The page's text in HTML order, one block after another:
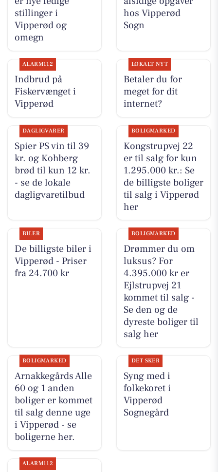
stillinger i
Vipperød og
omegn
hos Vipperød
Sogn
ALARM112
Indbrud på
Fiskervænget i
Vipperød
LOKALT NYT
Betaler du for
meget for dit
internet?
DAGLIGVARER
Spier PS vin til 39
kr. og Kohberg
brød til kun 12 kr.
- se de lokale
dagligvaretilbud
BOLIGMARKED
Kongstrupvej 22
er til salg for kun
1.295.000 kr.: Se
de billigste boliger
til salg i Vipperød
her
BILER
De billigste biler i
Vipperød - Priser
fra 24.700 kr
BOLIGMARKED
Drømmer du om
luksus? For
4.395.000 kr er
Ejlstrupvej 21
kommet til salg -
Se den og de
dyreste boliger til
salg her
BOLIGMARKED
Arnakkegårds Alle
60 og 1 anden
boliger er kommet
til salg denne uge
i Vipperød - se
boligerne her.
DET SKER
Syng med i
folkekoret i
Vipperød
Sognegård
ALARM112